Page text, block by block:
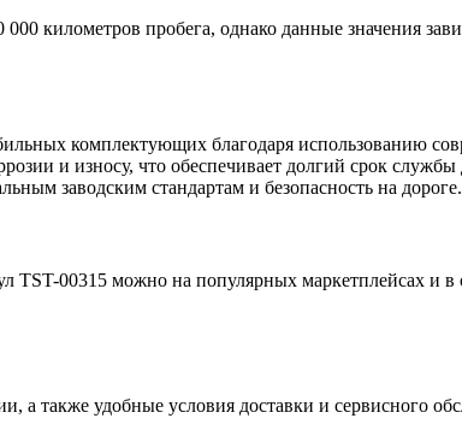
километров пробега, однако данные значения
комплектующих благодаря использованию
и износу, что обеспечивает долгий срок
заводским стандартам и безопасность на дороге.
TST-00315 можно на популярных маркетплейсах и
а также удобные условия доставки и сервисного